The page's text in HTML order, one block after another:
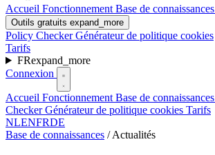
Accueil Fonctionnement Base de connaissances
Outils gratuits expand_more
Policy CheckerGénérateur de politique cookies
Tarifs
FRexpand_more
Connexion
Accueil Fonctionnement Base de connaissances
CheckerGénérateur de politique cookies Tarifs
NLENFRDE
Base de connaissances / Actualités